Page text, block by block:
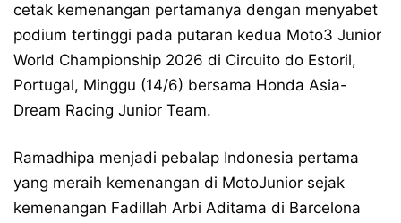
cetak kemenangan pertamanya dengan menyabet
podium tertinggi pada putaran kedua Moto3 Junior
World Championship 2026 di Circuito do Estoril,
Portugal, Minggu (14/6) bersama Honda Asia-
Dream Racing Junior Team.
Ramadhipa menjadi pebalap Indonesia pertama
yang meraih kemenangan di MotoJunior sejak
kemenangan Fadillah Arbi Aditama di Barcelona